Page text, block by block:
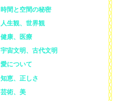
時間と空間の秘密
人生観、世界観
健康、医療
宇宙文明、古代文明
愛について
知恵、正しさ
芸術、美